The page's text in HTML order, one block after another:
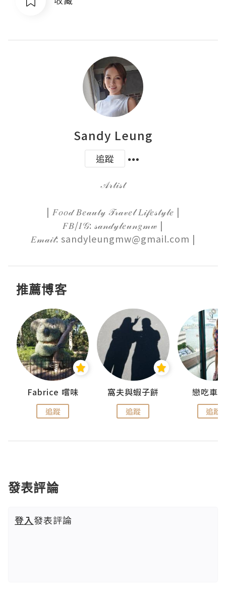
Sandy Leung
追蹤
𝒜𝓇𝓉𝒾𝓈𝓉
| 𝐹𝑜𝑜𝒹 𝐵𝑒𝒶𝓊𝓉𝓎 𝒯𝓇𝒶𝓋𝑒𝓁 𝐿𝒾𝒻𝑒𝓈𝓉𝓎𝓁𝑒 |
𝐹𝐵/𝐼𝒢: 𝓈𝒶𝓃𝒹𝓎𝓁𝑒𝓊𝓃𝑔𝓂𝓌 |
𝐸𝓂𝒶𝒾𝓁: sandyleungmw@gmail.com |
推薦博客
Fabrice 嚐味
追蹤
窩夫與蝦子餅
追蹤
戀吃車
追蹤
發表評論
登入發表評論